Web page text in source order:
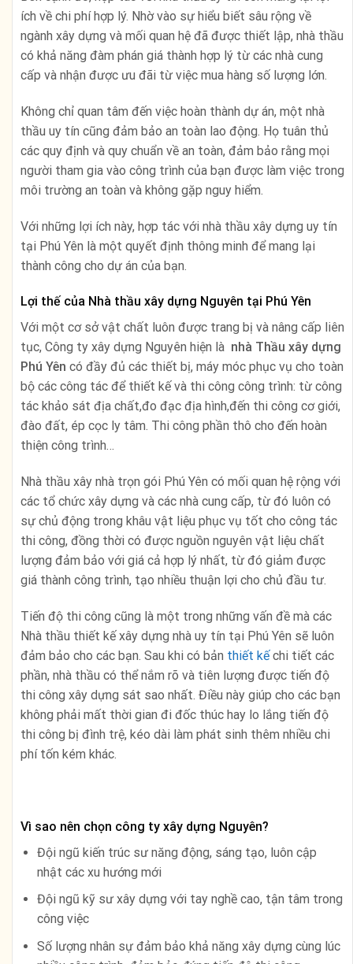
ích về chi phí hợp lý. Nhờ vào sự hiểu biết sâu rộng về
ngành xây dựng và mối quan hệ đã được thiết lập, nhà thầu
có khả năng đàm phán giá thành hợp lý từ các nhà cung
cấp và nhận được ưu đãi từ việc mua hàng số lượng lớn.
Không chỉ quan tâm đến việc hoàn thành dự án, một nhà
thầu uy tín cũng đảm bảo an toàn lao động. Họ tuân thủ
các quy định và quy chuẩn về an toàn, đảm bảo rằng mọi
người tham gia vào công trình của bạn được làm việc trong
môi trường an toàn và không gặp nguy hiểm.
Với những lợi ích này, hợp tác với nhà thầu xây dựng uy tín
tại Phú Yên là một quyết định thông minh để mang lại
thành công cho dự án của bạn.
Lợi thế của Nhà thầu xây dựng Nguyên tại Phú Yên
Với một cơ sở vật chất luôn được trang bị và nâng cấp liên
tục, Công ty xây dựng Nguyên hiện là nhà Thầu xây dựng
Phú Yên có đầy đủ các thiết bị, máy móc phục vụ cho toàn
bộ các công tác để thiết kế và thi công công trình: từ công
tác khảo sát địa chất,đo đạc địa hình,đến thi công cơ giới,
đào đất, ép cọc ly tâm. Thi công phần thô cho đến hoàn
thiện công trình…
Nhà thầu xây nhà trọn gói Phú Yên có mối quan hệ rộng với
các tổ chức xây dựng và các nhà cung cấp, từ đó luôn có
sự chủ động trong khâu vật liệu phục vụ tốt cho công tác
thi công, đồng thời có được nguồn nguyên vật liệu chất
lượng đảm bảo với giá cả hợp lý nhất, từ đó giảm được
giá thành công trình, tạo nhiều thuận lợi cho chủ đầu tư.
Tiến độ thi công cũng là một trong những vấn đề mà các
Nhà thầu thiết kế xây dựng nhà uy tín tại Phú Yên sẽ luôn
đảm bảo cho các bạn. Sau khi có bản thiết kếchi tiết các
phần, nhà thầu có thể nắm rõ và tiên lượng được tiến độ
thi công xây dựng sát sao nhất. Điều này giúp cho các bạn
không phải mất thời gian đi đốc thúc hay lo lắng tiến độ
thi công bị đình trệ, kéo dài làm phát sinh thêm nhiều chi
phí tốn kém khác.
Vì sao nên chọn công ty xây dựng Nguyên?
Đội ngũ kiến trúc sư năng động, sáng tạo, luôn cập
nhật các xu hướng mới
Đội ngũ kỹ sư xây dựng với tay nghề cao, tận tâm trong
công việc
Số lượng nhân sự đảm bảo khả năng xây dựng cùng lúc